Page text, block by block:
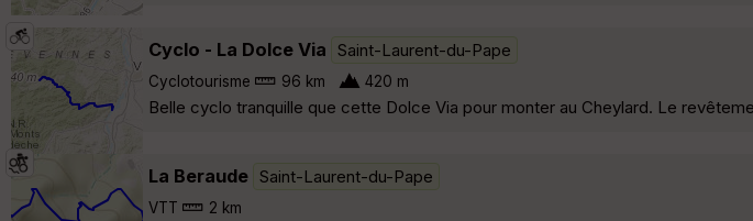
Cyclo - La Dolce Via Saint-Laurent-du-Pape
Cyclotourisme 96 km 420 m
Belle cyclo tranquille que cette Dolce Via pour monter au Cheylard. Le
La Beraude Saint-Laurent-du-Pape
VTT 2 km